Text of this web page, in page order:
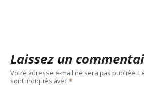
Laissez un
Votre adresse e-mail ne sera pas publiée.
sont indiqués avec